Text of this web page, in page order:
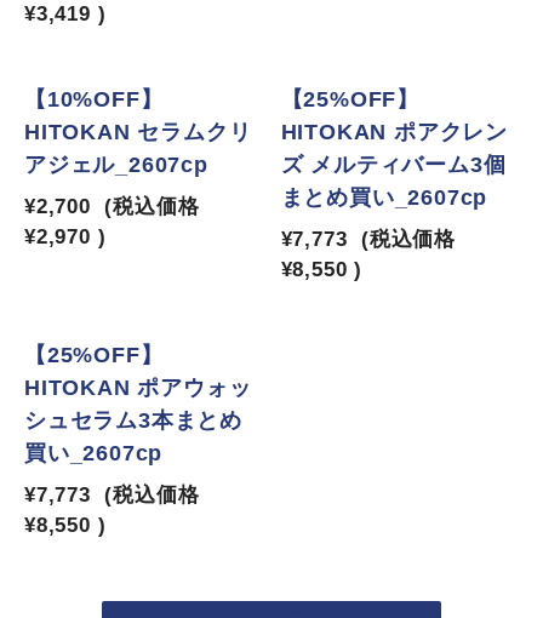
¥3,419 )
【10%OFF】
HITOKAN セラムクリ
アジェル_2607cp
¥2,700
(税込価格
¥2,970 )
【25%OFF】
HITOKAN ポアクレン
ズ メルティバーム3個
まとめ買い_2607cp
¥7,773
(税込価格
¥8,550 )
【25%OFF】
HITOKAN ポアウォッ
シュセラム3本まとめ
買い_2607cp
¥7,773
(税込価格
¥8,550 )